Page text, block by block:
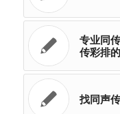
专业同
传彩排
找同声